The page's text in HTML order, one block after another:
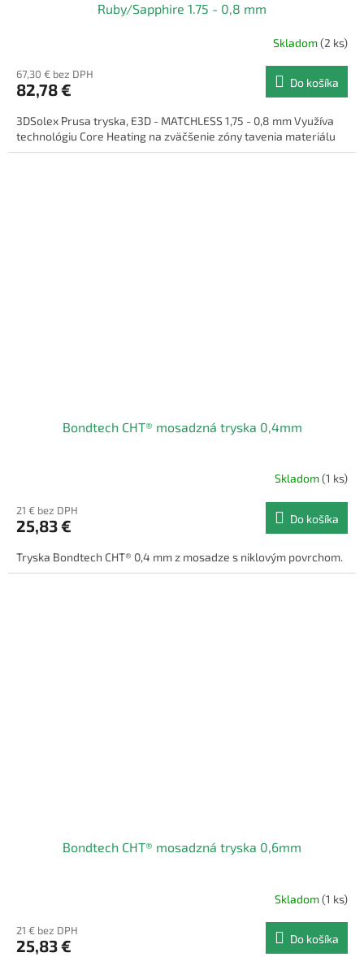
Ruby/Sapphire 1.75 - 0,8 mm
Skladom(2 ks)
67,30 € bez DPH
82,78 € Do košíka
3DSolex Prusa tryska, E3D - MATCHLESS 1,75 - 0,8 mm Využíva
technológiu Core Heating na zväčšenie zóny tavenia materiálu
Bondtech CHT® mosadzná tryska 0,4mm
Skladom(1 ks)
21 € bez DPH
25,83 € Do košíka
Tryska Bondtech CHT® 0,4 mm z mosadze s niklovým povrchom.
Bondtech CHT® mosadzná tryska 0,6mm
Skladom(1 ks)
21 € bez DPH
25,83 € Do košíka